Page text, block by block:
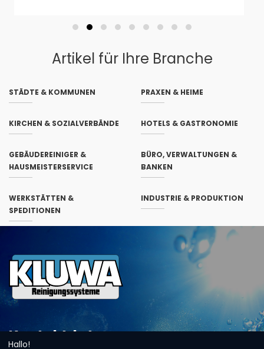
Artikel für Ihre Branche
STÄDTE & KOMMUNEN PRAXEN & HEIME
KIRCHEN & SOZIALVERBÄNDE HOTELS & GASTRONOMIE
GEBÄUDEREINIGER &
HAUSMEISTERSERVICE
BÜRO, VERWALTUNGEN &
BANKEN
WERKSTÄTTEN &
SPEDITIONEN
INDUSTRIE & PRODUKTION
Kontaktdaten
Hallo!